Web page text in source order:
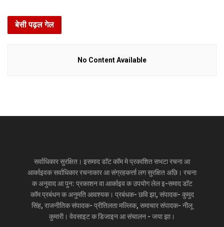
बेसी पढ़ल गेल
No Content Available
सर्वाधिकार सुरक्षित। इसमाद डॉट कॉम मे प्रकाशित सभटा रचना आ
आर्काइवक सर्वाधिकार रचनाकार आ संग्रहकर्त्ता लग सुरक्षित अछि। रचना
क अनुवाद आ पुन: प्रकाशन वा आर्काइव क उपयोग लेल इ-समाद डॉट
कॉम प्रबंधन क अनुमति आवश्यक। प्रबंधक- छवि झा, संपादक- कुमुद
सिंह, राजनीतिक संपादक- प्रीतिलता मल्लिक, समाचार संपादक- नीलू
कुमारी। वेवसाइट क डिजाइन आ संचालन - जया झा।